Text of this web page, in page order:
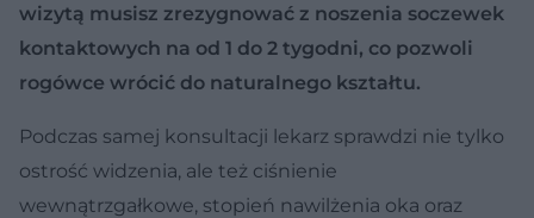
wizytą musisz zrezygnować z noszenia soczewek
kontaktowych na od 1 do 2 tygodni, co pozwoli
rogówce wrócić do naturalnego kształtu.
Podczas samej konsultacji lekarz sprawdzi nie tylko
ostrość widzenia, ale też ciśnienie
wewnątrzgałkowe, stopień nawilżenia oka oraz